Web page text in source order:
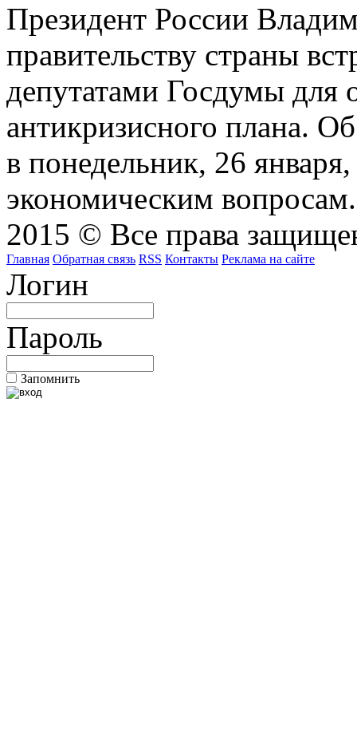
Президент России
правительству страны
депутатами Госдумы для
антикризисного плана. Об
в понедельник, 26
экономическим вопросам.
2015 © Все права
Главная Обратная связь RSS Контакты Реклама на сайте
Логин
Пароль
Запомнить